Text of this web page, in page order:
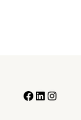
Facebook LinkedIn Instagram